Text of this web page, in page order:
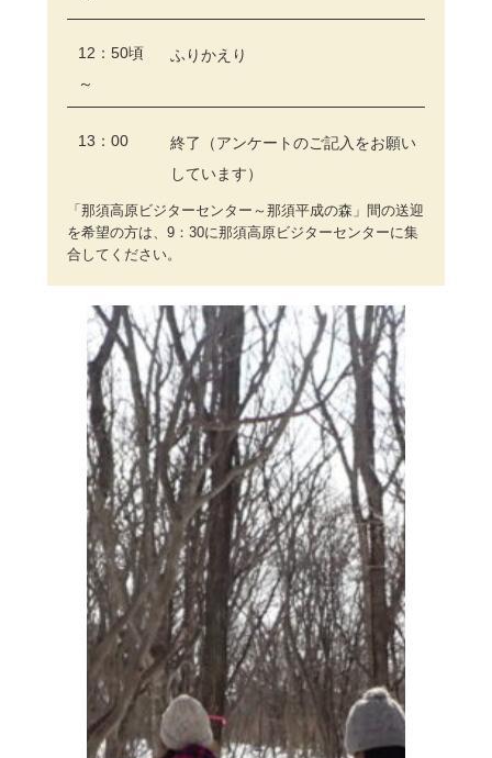
12：50頃
～
ふりかえり
13：00
終了（アンケートのご記入をお願い
しています）
「那須高原ビジターセンター～那須平成の森」間の送迎
を希望の方は、9：30に那須高原ビジターセンターに集
合してください。